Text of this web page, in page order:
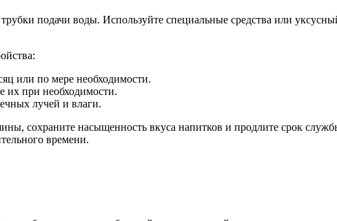
подачи воды. Используйте специальные средства или
или по мере необходимости.
их при необходимости.
лучей и влаги.
сохраните насыщенность вкуса напитков и продлите срок
времени.